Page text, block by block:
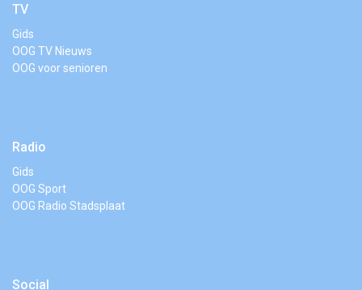
TV
Gids
OOG TV Nieuws
OOG voor senioren
Radio
Gids
OOG Sport
OOG Radio Stadsplaat
Social